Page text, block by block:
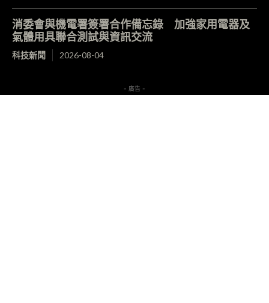
消委會與機電署簽署合作備忘錄 加強家用電器及
氣體用具聯合測試與資訊交流
科技新聞 2026-08-04
- 廣告 -